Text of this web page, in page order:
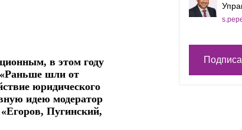
в этом году
шли от
юридического
идею модератор
Пугинский,